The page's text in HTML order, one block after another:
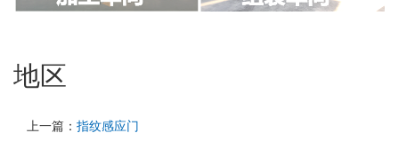
地区
上一篇： 指纹感应门